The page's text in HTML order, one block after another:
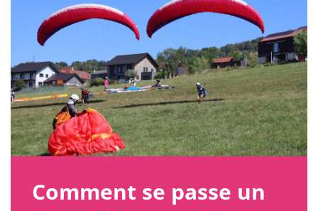
Comment se passe un